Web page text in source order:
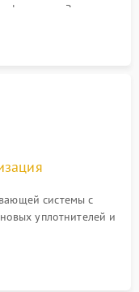
Замена
восстановление
системы с
уплотнителей и
корпуса
или аргоном для